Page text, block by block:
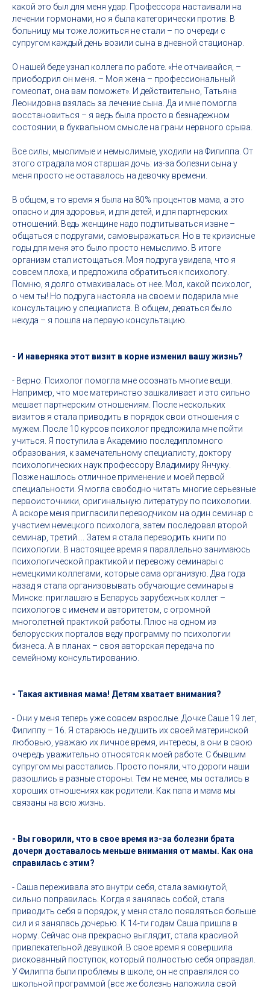
какой это был для меня удар. Профессора настаивали на
лечении гормонами, но я была категорически против. В
больницу мы тоже ложиться не стали – по очереди с
супругом каждый день возили сына в дневной стационар.
О нашей беде узнал коллега по работе. «Не отчаивайся, –
приободрил он меня. – Моя жена – профессиональный
гомеопат, она вам поможет». И действительно, Татьяна
Леонидовна взялась за лечение сына. Да и мне помогла
восстановиться – я ведь была просто в безнадежном
состоянии, в буквальном смысле на грани нервного срыва.
Все силы, мыслимые и немыслимые, уходили на Филиппа. От
этого страдала моя старшая дочь: из-за болезни сына у
меня просто не оставалось на девочку времени.
В общем, в то время я была на 80% процентов мама, а это
опасно и для здоровья, и для детей, и для партнерских
отношений. Ведь женщине надо подпитываться извне –
общаться с подругами, самовыражаться. Но в те кризисные
годы для меня это было просто немыслимо. В итоге
организм стал истощаться. Моя подруга увидела, что я
совсем плоха, и предложила обратиться к психологу.
Помню, я долго отмахивалась от нее. Мол, какой психолог,
о чем ты! Но подруга настояла на своем и подарила мне
консультацию у специалиста. В общем, деваться было
некуда – я пошла на первую консультацию.
- И наверняка этот визит в корне изменил вашу жизнь?
- Верно. Психолог помогла мне осознать многие вещи.
Например, что мое материнство зашкаливает и это сильно
мешает партнерским отношениям. После нескольких
визитов я стала приводить в порядок свои отношения с
мужем. После 10 курсов психолог предложила мне пойти
учиться. Я поступила в Академию последипломного
образования, к замечательному специалисту, доктору
психологических наук профессору Владимиру Янчуку.
Позже нашлось отличное применение и моей первой
специальности. Я могла свободно читать многие серьезные
первоисточники, оригинальную литературу по психологии.
А вскоре меня пригласили переводчиком на один семинар с
участием немецкого психолога, затем последовал второй
семинар, третий…. Затем я стала переводить книги по
психологии. В настоящее время я параллельно занимаюсь
психологической практикой и перевожу семинары с
немецкими коллегами, которые сама организую. Два года
назад я стала организовывать обучающие семинары в
Минске: приглашаю в Беларусь зарубежных коллег –
психологов с именем и авторитетом, с огромной
многолетней практикой работы. Плюс на одном из
белорусских порталов веду программу по психологии
бизнеса. А в планах – своя авторская передача по
семейному консультированию.
- Такая активная мама! Детям хватает внимания?
- Они у меня теперь уже совсем взрослые. Дочке Саше 19 лет,
Филиппу – 16. Я стараюсь не душить их своей материнской
любовью, уважаю их личное время, интересы, а они в свою
очередь уважительно относятся к моей работе. С бывшим
супругом мы расстались. Просто поняли, что дороги наши
разошлись в разные стороны. Тем не менее, мы остались в
хороших отношениях как родители. Как папа и мама мы
связаны на всю жизнь.
- Вы говорили, что в свое время из-за болезни брата
дочери доставалось меньше внимания от мамы. Как она
справилась с этим?
- Саша переживала это внутри себя, стала замкнутой,
сильно поправилась. Когда я занялась собой, стала
приводить себя в порядок, у меня стало появляться больше
сил и я занялась дочерью. К 14-ти годам Саша пришла в
норму. Сейчас она прекрасно выглядит, стала красивой
привлекательной девушкой. В свое время я совершила
рискованный поступок, который полностью себя оправдал.
У Филиппа были проблемы в школе, он не справлялся со
школьной программой (все же болезнь наложила свой